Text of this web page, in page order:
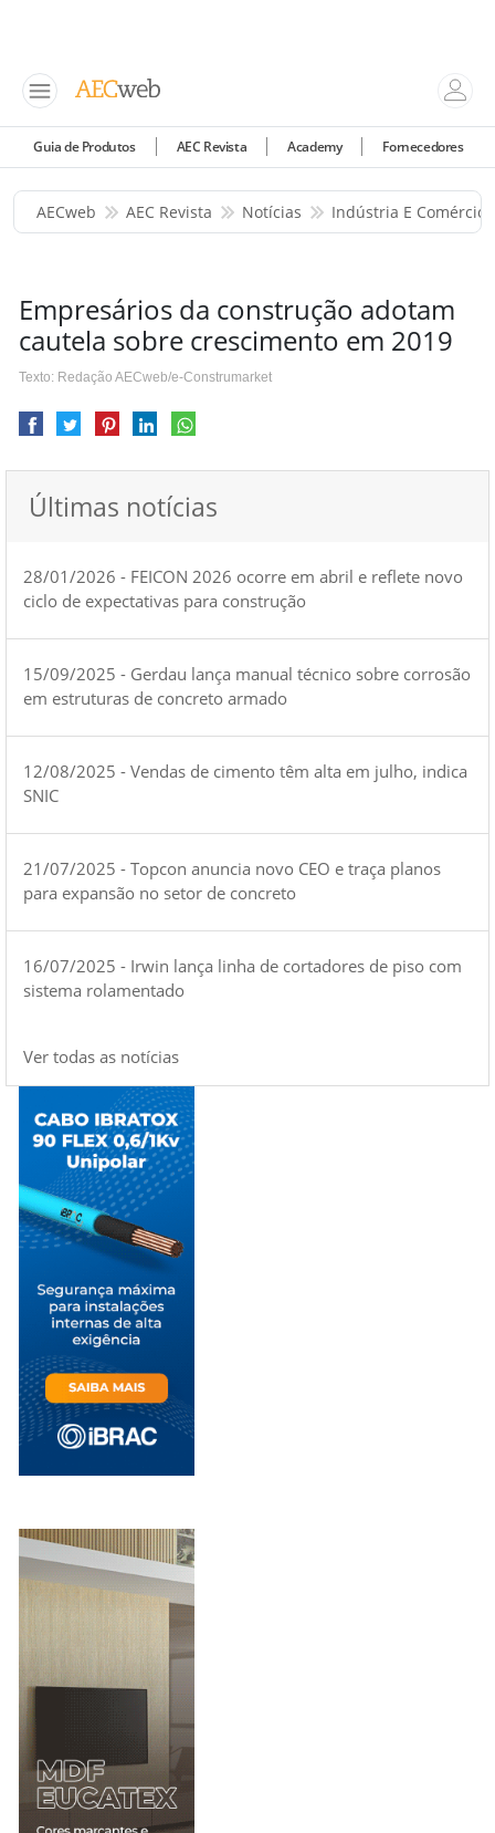
Guia de Produtos AEC Revista Academy Fornecedores
AECweb AEC Revista Notícias Indústria E Comércio
Empresários da construção adotam
cautela sobre crescimento em 2019
Texto: Redação AECweb/e-Construmarket
Últimas notícias
28/01/2026 - FEICON 2026 ocorre em abril e reflete novo
ciclo de expectativas para construção
15/09/2025 - Gerdau lança manual técnico sobre corrosão
em estruturas de concreto armado
12/08/2025 - Vendas de cimento têm alta em julho, indica
SNIC
21/07/2025 - Topcon anuncia novo CEO e traça planos
para expansão no setor de concreto
16/07/2025 - Irwin lança linha de cortadores de piso com
sistema rolamentado
Ver todas as notícias